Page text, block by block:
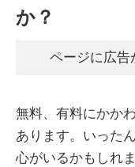
か？
ページに広告
無料、有料にかか
あります。いった
心がいるかもしれ